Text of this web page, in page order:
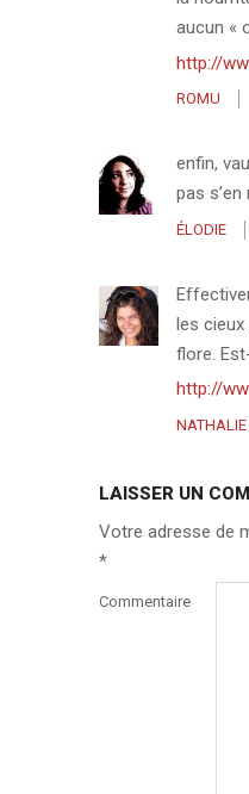
aucun «
http://
ROMU
enfin,
pas
ÉLODIE
les
flore.
http://
LAISSER UN
Votre adresse de
*
Commentaire